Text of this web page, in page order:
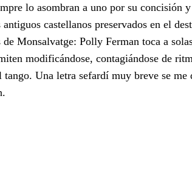
lo asombran a uno por su
antiguos castellanos preservados en el
Monsalvatge: Polly Ferman toca a
modificándose, contagiándose de
Una letra sefardí muy breve se me